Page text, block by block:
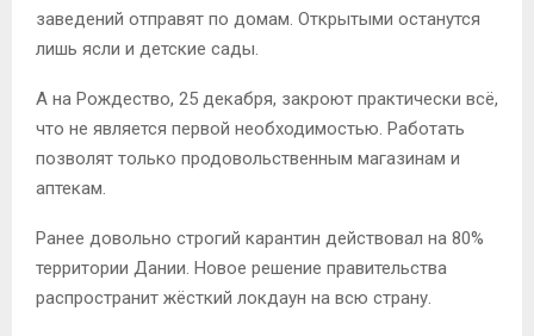
заведений отправят по домам. Открытыми останутся
лишь ясли и детские сады.
А на Рождество, 25 декабря, закроют практически всё,
что не является первой необходимостью. Работать
позволят только продовольственным магазинам и
аптекам.
Ранее довольно строгий карантин действовал на 80%
территории Дании. Новое решение правительства
распространит жёсткий локдаун на всю страну.